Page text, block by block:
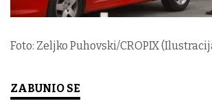
Foto: Zeljko Puhovski/CROPIX
ZABUNIO SE